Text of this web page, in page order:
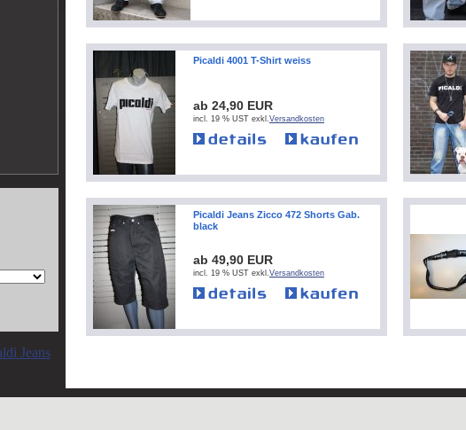
Picaldi 4001 T-Shirt weiss
ab 24,90 EUR
incl. 19 % UST exkl.Versandkosten
Picaldi Jeans Zicco 472 Shorts Gab.
black
ab 49,90 EUR
incl. 19 % UST exkl.Versandkosten